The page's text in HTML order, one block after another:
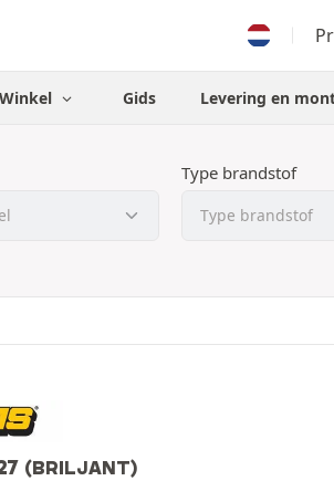
Winkel Gids Levering en
Type brandstof
(BRILJANT)